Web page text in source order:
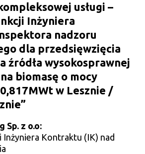
usługi –
Inżyniera
nadzoru
dla przedsięwzięcia
źródła wysokosprawnej
biomasę o mocy
w Lesznie /
Sp. z o.o:
Inżyniera Kontraktu (IK) nad